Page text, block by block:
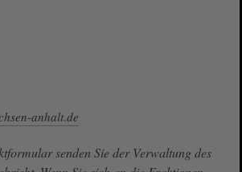
anhalt.de
senden Sie der Verwaltung des